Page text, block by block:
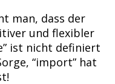
man, dass der
und flexibler
ist nicht definiert
“import” hat